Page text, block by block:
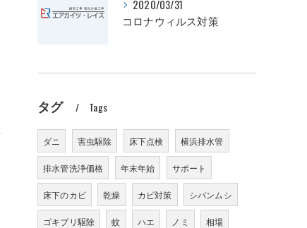
2020/03/31
コロナウィルス対策
タグ Tags
ダニ 害虫駆除 床下点検 横浜排水管
排水管洗浄価格 年末年始 サポート
床下のカビ 乾燥 カビ対策 シバンムシ
ゴキブリ駆除 蚊 ハエ ノミ 相場